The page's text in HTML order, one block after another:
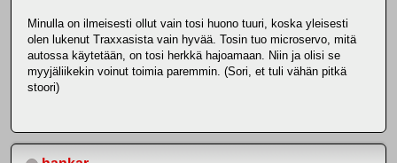
Minulla on ilmeisesti ollut vain tosi huono tuuri, koska yleisesti
olen lukenut Traxxasista vain hyvää. Tosin tuo microservo, mitä
autossa käytetään, on tosi herkkä hajoamaan. Niin ja olisi se
myyjäliikekin voinut toimia paremmin. (Sori, et tuli vähän pitkä
stoori)